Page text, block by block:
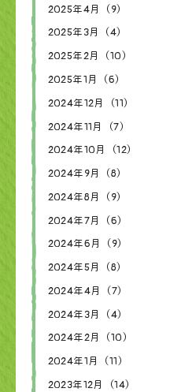
2025年4月（9）
2025年3月（4）
2025年2月（10）
2025年1月（6）
2024年12月（11）
2024年11月（7）
2024年10月（12）
2024年9月（8）
2024年8月（9）
2024年7月（6）
2024年6月（9）
2024年5月（8）
2024年4月（7）
2024年3月（4）
2024年2月（10）
2024年1月（11）
2023年12月（14）